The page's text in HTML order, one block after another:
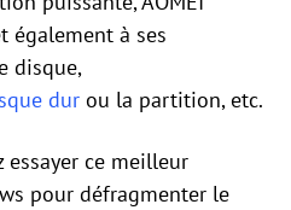
également à ses
disque,
dur ou la partition, etc.
essayer ce meilleur
pour défragmenter le